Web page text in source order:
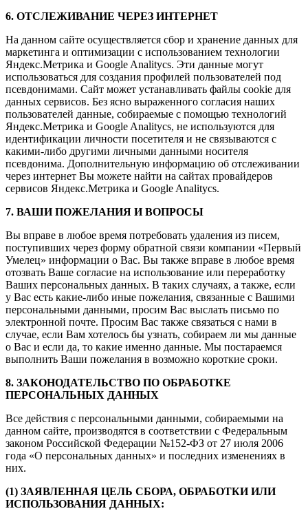
6. ОТСЛЕЖИВАНИЕ ЧЕРЕЗ ИНТЕРНЕТ
На данном сайте осуществляется сбор и хранение данных для
маркетинга и оптимизации с использованием технологии
Яндекс.Метрика и Google Analitycs. Эти данные могут
использоваться для создания профилей пользователей под
псевдонимами. Сайт может устанавливать файлы cookie для
данных сервисов. Без ясно выраженного согласия наших
пользователей данные, собираемые с помощью технологий
Яндекс.Метрика и Google Analitycs, не используются для
идентификации личности посетителя и не связываются с
какими-либо другими личными данными носителя
псевдонима. Дополнительную информацию об отслеживании
через интернет Вы можете найти на сайтах провайдеров
сервисов Яндекс.Метрика и Google Analitycs.
7. ВАШИ ПОЖЕЛАНИЯ И ВОПРОСЫ
Вы вправе в любое время потребовать удаления из писем,
поступивших через форму обратной связи компании «Первый
Умелец» информации о Вас. Вы также вправе в любое время
отозвать Ваше согласие на использование или переработку
Ваших персональных данных. В таких случаях, а также, если
у Вас есть какие-либо иные пожелания, связанные с Вашими
персональными данными, просим Вас выслать письмо по
электронной почте. Просим Вас также связаться с нами в
случае, если Вам хотелось бы узнать, собираем ли мы данные
о Вас и если да, то какие именно данные. Мы постараемся
выполнить Ваши пожелания в возможно короткие сроки.
8. ЗАКОНОДАТЕЛЬСТВО ПО ОБРАБОТКЕ
ПЕРСОНАЛЬНЫХ ДАННЫХ
Все действия с персональными данными, собираемыми на
данном сайте, производятся в соответствии с Федеральным
законом Российской Федерации №152-ФЗ от 27 июля 2006
года «О персональных данных» и последних изменениях в
них.
(1) ЗАЯВЛЕННАЯ ЦЕЛЬ СБОРА, ОБРАБОТКИ ИЛИ
ИСПОЛЬЗОВАНИЯ ДАННЫХ: